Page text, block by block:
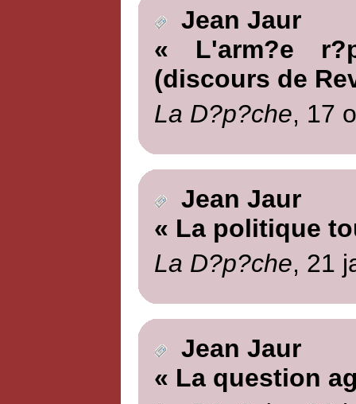
Jean Jaur
« L'arm?e
(discours de
La D?p?che, 17
Jean Jaur
« La politique
La D?p?che, 21
Jean Jaur
« La question